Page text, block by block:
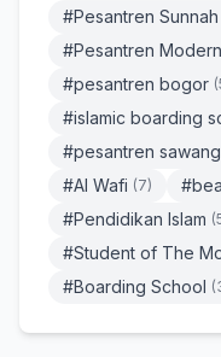
#Pesantren Sunnah
#Pesantren
#pesantren bogor
#islamic boarding
#pesantren
#Al Wafi (7)
#Pendidikan Islam
#Student of The
#Boarding School